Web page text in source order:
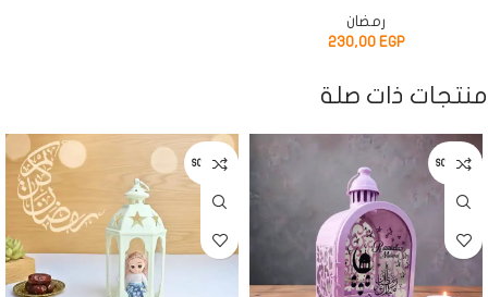
رمضان
230,00 EGP
منتجات ذات صلة
SOLD OUT
SOLD OUT